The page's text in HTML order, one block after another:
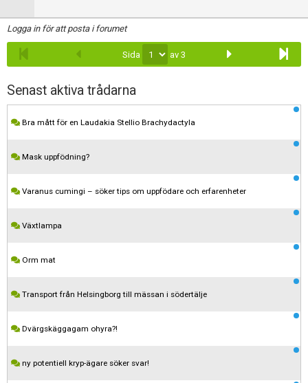
Logga in för att posta i forumet
Sida av 3
Senast aktiva trådarna
Bra mått för en Laudakia Stellio Brachydactyla
Mask uppfödning?
Varanus cumingi – söker tips om uppfödare och erfarenheter
Växtlampa
Orm mat
Transport från Helsingborg till mässan i södertälje
Dvärgskäggagam ohyra?!
ny potentiell kryp-ägare söker svar!